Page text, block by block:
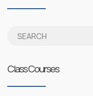
Class Courses